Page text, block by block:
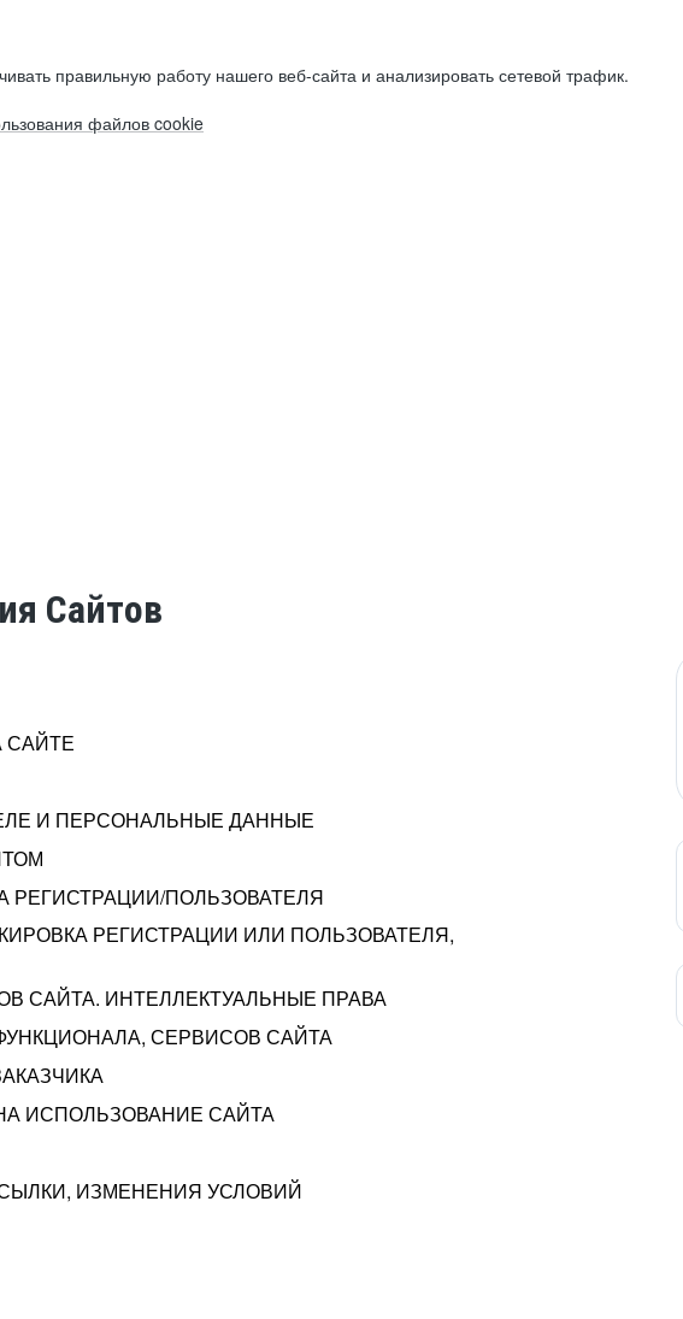
правильную работу нашего веб-сайта и анализировать сетевой трафик.
файлов cookie
Сайтов
САЙТЕ
И ПЕРСОНАЛЬНЫЕ ДАННЫЕ
РЕГИСТРАЦИИ/ПОЛЬЗОВАТЕЛЯ
РЕГИСТРАЦИИ ИЛИ ПОЛЬЗОВАТЕЛЯ,
САЙТА. ИНТЕЛЛЕКТУАЛЬНЫЕ ПРАВА
СЕРВИСОВ САЙТА
ИСПОЛЬЗОВАНИЕ САЙТА
ИЗМЕНЕНИЯ УСЛОВИЙ